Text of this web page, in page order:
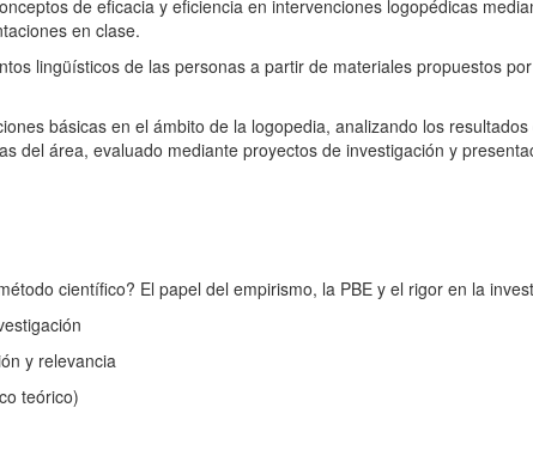
de eficacia y eficiencia en intervenciones logopédicas
en clase.
lingüísticos de las personas a partir de materiales propuestos
básicas en el ámbito de la logopedia, analizando los
del área, evaluado mediante proyectos de investigación y
científico? El papel del empirismo, la PBE y el rigor en la
y relevancia
teórico)